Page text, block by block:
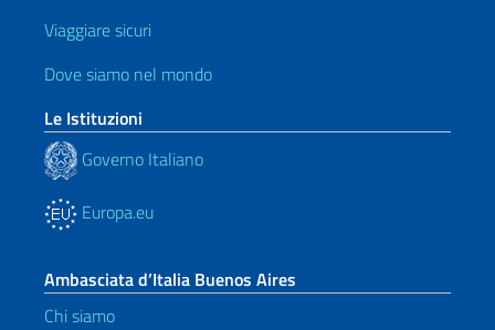
Viaggiare sicuri
Dove siamo nel mondo
Le Istituzioni
Governo Italiano
Europa.eu
Ambasciata d’Italia Buenos Aires
Chi siamo